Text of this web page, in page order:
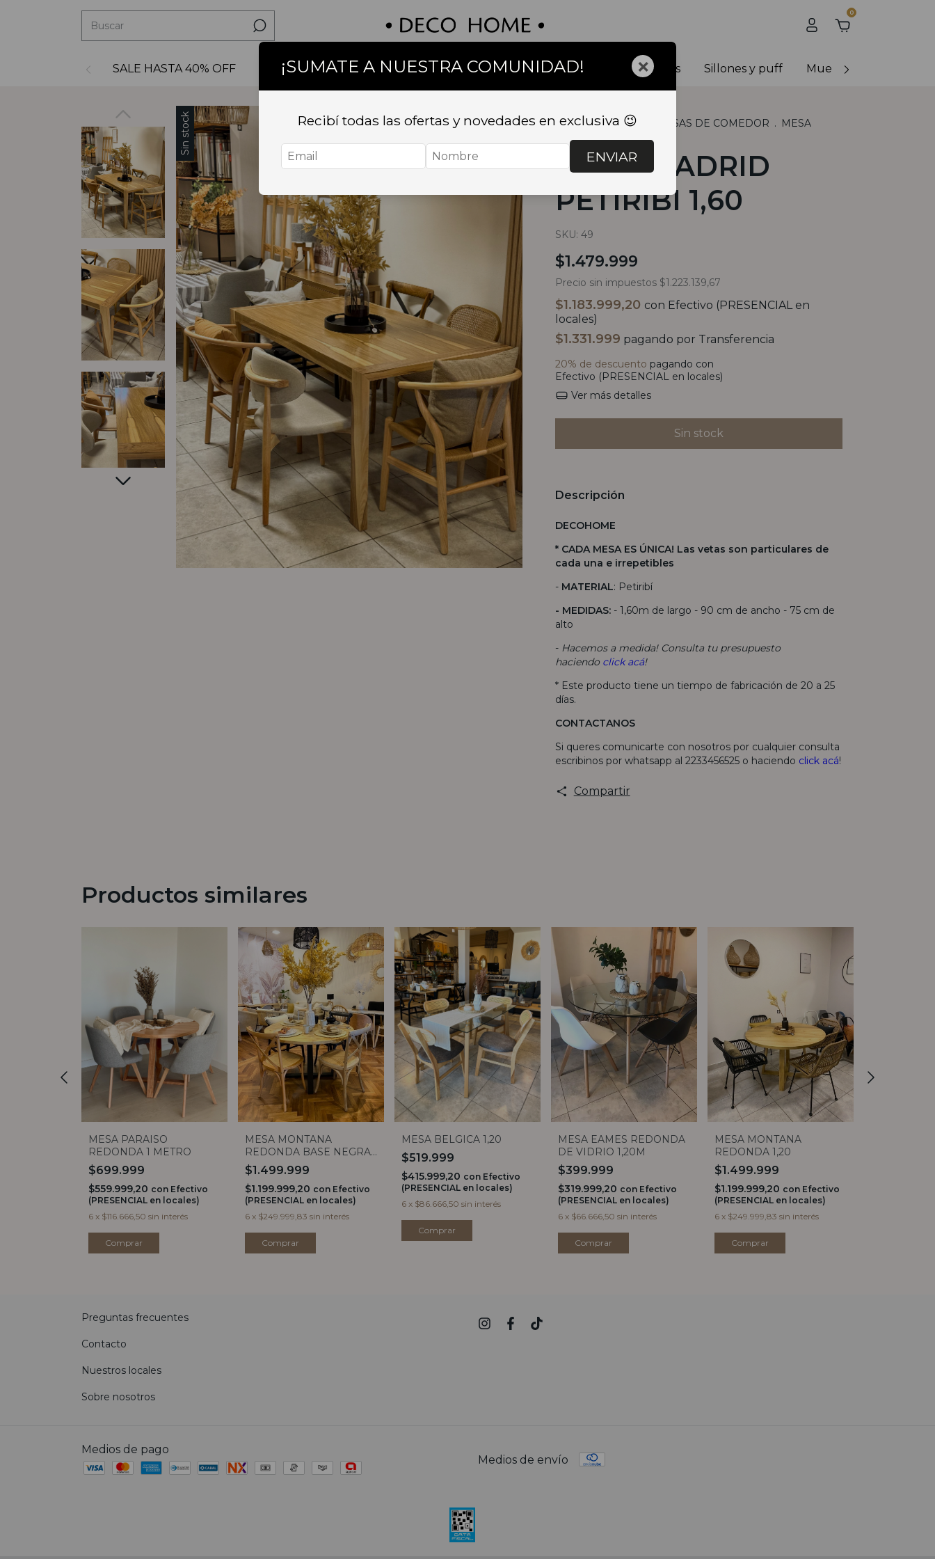
0
SALE HASTA 40% OFF Decoracion Textil Bazar Baño Muebles Sillas y banquetas Sillones y puff Muebles de exterior
Sin stock Inicio . MUEBLES MESAS DE COMEDOR . MESA
MESA MADRID
PETIRIBI 1,60
SKU: 49
$1.479.999
Precio sin impuestos $1.223.139,67
$1.183.999,20 con Efectivo (PRESENCIAL en
locales)
$1.331.999 pagando por Transferencia
20% de descuento pagando con
Efectivo (PRESENCIAL en locales)
Ver más detalles
Descripción
DECOHOME
* CADA MESA ES ÚNICA! Las vetas son particulares de
cada una e irrepetibles
- MATERIAL: Petiribí
- MEDIDAS: - 1,60m de largo - 90 cm de ancho - 75 cm de
alto
- Hacemos a medida! Consulta tu presupuesto
haciendo click acá!
* Este producto tiene un tiempo de fabricación de 20 a 25
días.
CONTACTANOS
Si queres comunicarte con nosotros por cualquier consulta
escribinos por whatsapp al 2233456525 o haciendo click acá!
Compartir
Productos similares
MESA PARAISO
REDONDA 1 METRO
$699.999
$559.999,20 con Efectivo
(PRESENCIAL en locales)
6 x $116.666,50 sin interés
MESA MONTANA
REDONDA BASE NEGRA
1,20
$1.499.999
$1.199.999,20 con Efectivo
(PRESENCIAL en locales)
6 x $249.999,83 sin interés
MESA BELGICA 1,20
$519.999
$415.999,20 con Efectivo
(PRESENCIAL en locales)
6 x $86.666,50 sin interés
MESA EAMES REDONDA
DE VIDRIO 1,20M
$399.999
$319.999,20 con Efectivo
(PRESENCIAL en locales)
6 x $66.666,50 sin interés
MESA MONTANA
REDONDA 1,20
$1.499.999
$1.199.999,20 con Efectivo
(PRESENCIAL en locales)
6 x $249.999,83 sin interés
Preguntas frecuentes
Contacto
Nuestros locales
Sobre nosotros
Medios de pago
Medios de envío
¡SUMATE A NUESTRA COMUNIDAD! ×
Recibí todas las ofertas y novedades en exclusiva 😉
ENVIAR